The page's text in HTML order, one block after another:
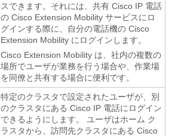
スできます。それには、共有 Cisco IP 電話
の Cisco Extension Mobility サービスにロ
グインする際に、自分の電話機の Cisco
Extension Mobility にログインします。
Cisco Extension Mobility は、社内の複数の
場所でユーザが業務を行う場合や、作業場
を同僚と共有する場合に便利です。
特定のクラスタで設定されたユーザが、別
のクラスタにある Cisco IP 電話にログイン
できるようにします。 ユーザはホーム ク
ラスタから、訪問先クラスタにある Cisco